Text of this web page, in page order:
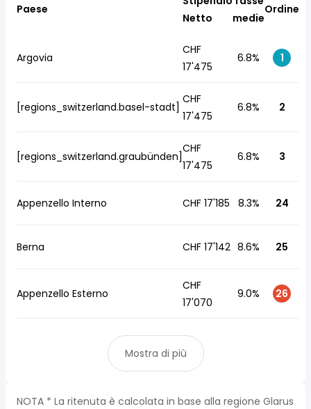
Paese
Netto
medie
Ordine
Argovia
CHF
17'475
6.8% 1
[regions_switzerland.basel-stadt]
CHF
17'475
6.8% 2
[regions_switzerland.graubünden]
CHF
17'475
6.8% 3
Appenzello Interno CHF 17'185 8.3% 24
Berna CHF 17'142 8.6% 25
Appenzello Esterno
CHF
17'070
9.0% 26
Mostra di più
NOTA * La ritenuta è calcolata in base alla regione Glarus